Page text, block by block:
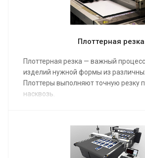
Грамотное расположение
Получение готовых деталей,
Сокращение объемов отходов.
Сокращение сроков работ.
Плоттерная резка
Плоттерная резка — важный
изделий нужной формы из
Плоттеры выполняют точную резку
насквозь.
наружной рекламы на совершенно
качественный уровень. Важным
стала высокая скорость